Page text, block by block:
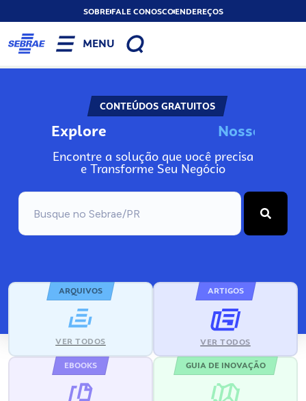
SOBREFALE CONOSCOENDEREÇOS
MENU
CONTEÚDOS GRATUITOS
Explore No
Encontre a solução que você precisa
e Transforme Seu Negócio
ARQUIVOS
VER TODOS
ARTIGOS
VER TODOS
EBOOKS GUIA DE INOVAÇÃO